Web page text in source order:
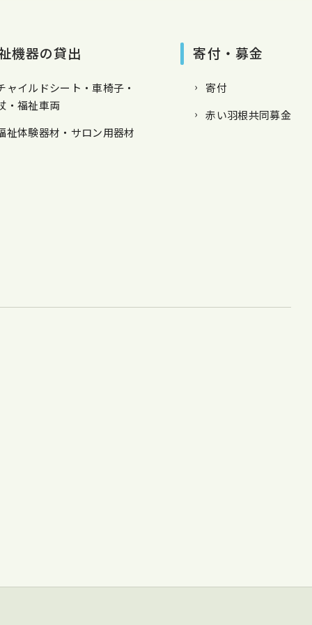
機器の貸出
ャイルドシート・車椅子・
・福祉車両
祉体験器材・サロン用器材
寄付・募金
寄付
赤い羽根共同募金